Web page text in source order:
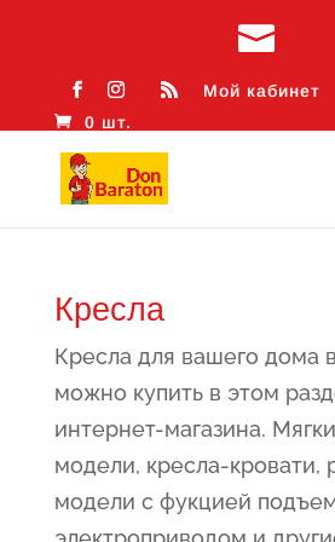
Мой кабинет
0 шт.
Кресла
Кресла для вашего дома
можно купить в этом
интернет-магазина.
модели, кресла-кровати,
модели с фукцией